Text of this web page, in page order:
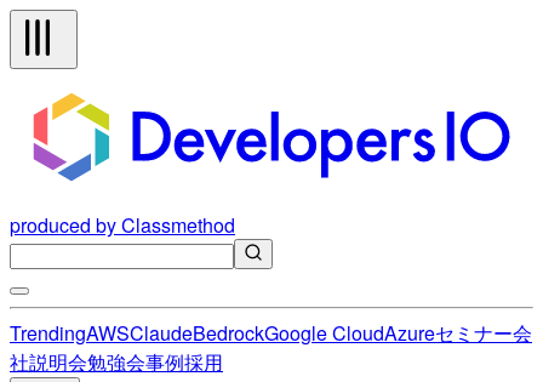
produced by Classmethod
TrendingAWSClaudeBedrockGoogle CloudAzureセミナー会
社説明会勉強会事例採用